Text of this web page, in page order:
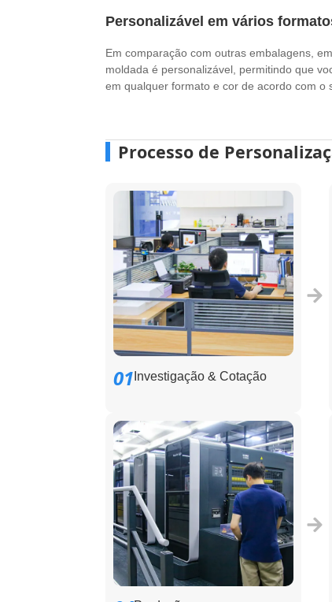
Personalizável em vários
Em comparação com outras embalagens,
moldada é personalizável, permitindo que
em qualquer formato e cor de acordo com o
Processo de
01 Investigação & Cotação